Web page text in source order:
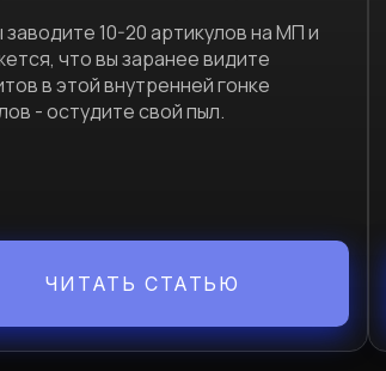
заводите 10-20 артикулов на МП и
что вы заранее видите
в этой внутренней гонке
- остудите свой пыл.
ЧИТАТЬ СТАТЬЮ